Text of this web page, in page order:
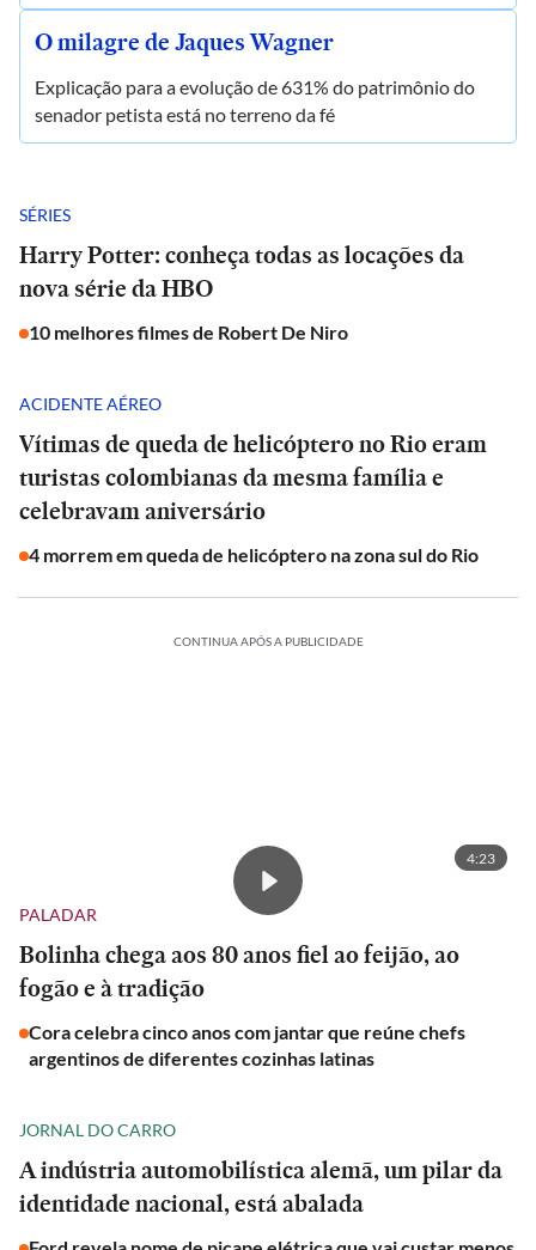
O milagre de Jaques Wagner
Explicação para a evolução de 631% do patrimônio do
senador petista está no terreno da fé
SÉRIES
Harry Potter: conheça todas as locações da
nova série da HBO
10 melhores filmes de Robert De Niro
ACIDENTE AÉREO
Vítimas de queda de helicóptero no Rio eram
turistas colombianas da mesma família e
celebravam aniversário
4 morrem em queda de helicóptero na zona sul do Rio
CONTINUA APÓS A PUBLICIDADE
4:23
PALADAR
Bolinha chega aos 80 anos fiel ao feijão, ao
fogão e à tradição
Cora celebra cinco anos com jantar que reúne chefs
argentinos de diferentes cozinhas latinas
JORNAL DO CARRO
A indústria automobilística alemã, um pilar da
identidade nacional, está abalada